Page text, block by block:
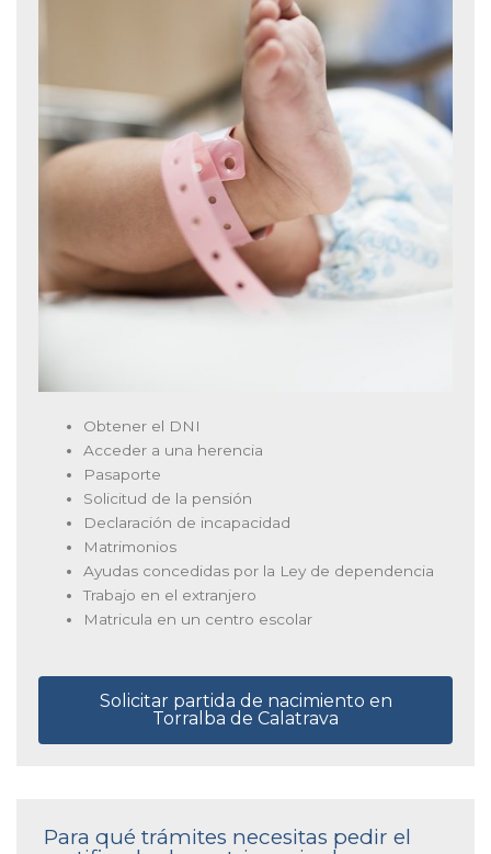
Obtener el DNI
Acceder a una herencia
Pasaporte
Solicitud de la pensión
Declaración de incapacidad
Matrimonios
Ayudas concedidas por la Ley de dependencia
Trabajo en el extranjero
Matricula en un centro escolar
Solicitar partida de nacimiento en
Torralba de Calatrava
Para qué trámites necesitas pedir el